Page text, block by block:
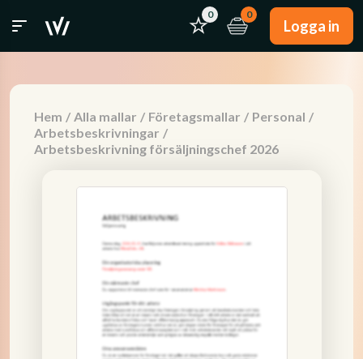
0 0
Logga in
Hem / Alla mallar / Företagsmallar / Personal /
Arbetsbeskrivningar /
Arbetsbeskrivning försäljningschef 2026